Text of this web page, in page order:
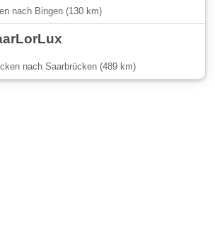
nach Bingen (130 km)
nach Saarbrücken (489 km)